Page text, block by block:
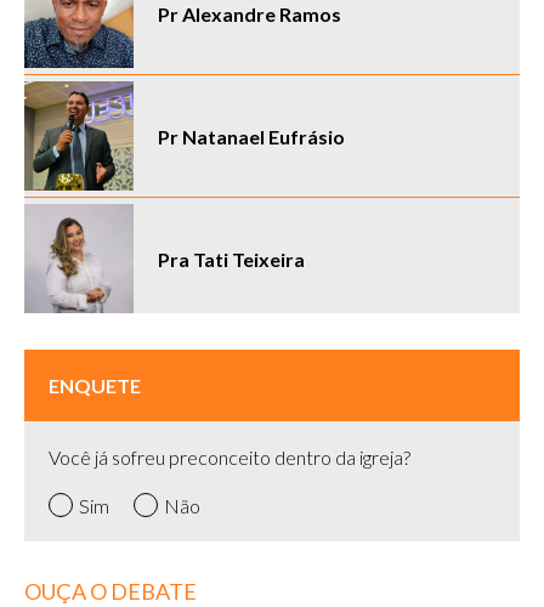
Pr Alexandre Ramos
Pr Natanael Eufrásio
Pra Tati Teixeira
ENQUETE
Você já sofreu preconceito dentro da igreja?
Sim Não
OUÇA O DEBATE